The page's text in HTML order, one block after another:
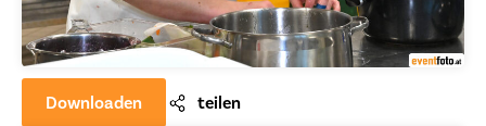
Downloaden teilen